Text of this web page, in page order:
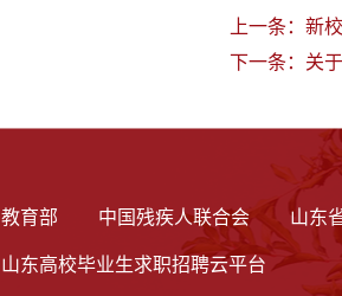
上一条： 新
下一条： 关
教育部 中国残疾人联合会 山东
山东高校毕业生求职招聘云平台